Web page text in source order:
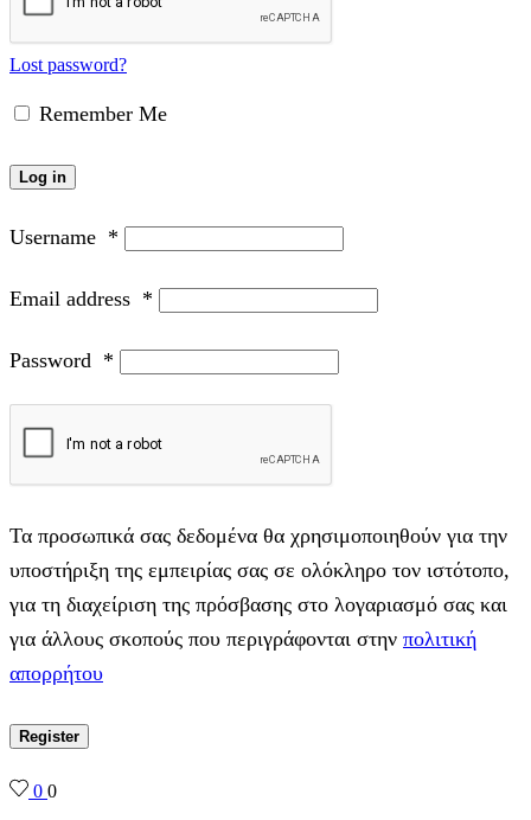
Lost password?
Remember Me
Log in
Username *
Email address *
Password *
Τα προσωπικά σας δεδομένα θα χρησιμοποιηθούν για την
υποστήριξη της εμπειρίας σας σε ολόκληρο τον ιστότοπο,
για τη διαχείριση της πρόσβασης στο λογαριασμό σας και
για άλλους σκοπούς που περιγράφονται στην πολιτική
απορρήτου
Register
0 0